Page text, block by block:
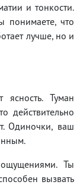
и тонкости.
понимаете, что
лучше, но и
Туман
действительно
Одиночки, ваш
Ты
вызвать